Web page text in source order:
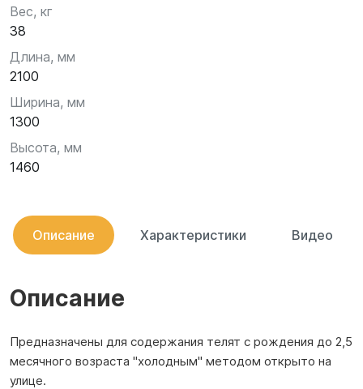
Вес, кг
38
Длина, мм
2100
Ширина, мм
1300
Высота, мм
1460
Описание Характеристики Видео
Описание
Предназначены для содержания телят с рождения до 2,5
месячного возраста "холодным" методом открыто на
улице.